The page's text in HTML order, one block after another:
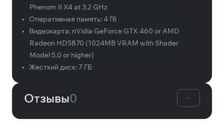
Phenom II X4 at 3.2 GHz
•
Оперативная память:4 Гб
•
Видеокарта: nVidia GeForce GTX 460 or AMD
Radeon HD5870 (1024MB VRAM with Shader
Model 5.0 or higher)
•
Жесткий диск: 7 ГБ
Отзывы0